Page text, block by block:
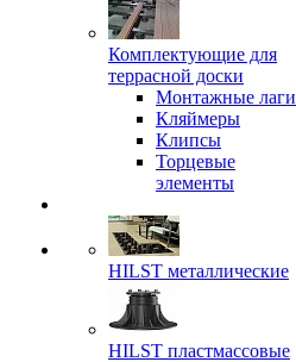
Комплектующие для
террасной доски
Монтажные лаги
Кляймеры
Клипсы
Торцевые
элементы
HILST металлические
HILST пластмассовые